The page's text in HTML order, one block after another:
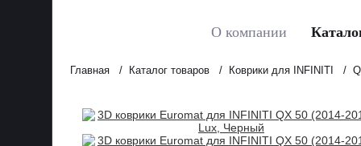
О компании
Главная Каталог товаров Коврики для INFINITI